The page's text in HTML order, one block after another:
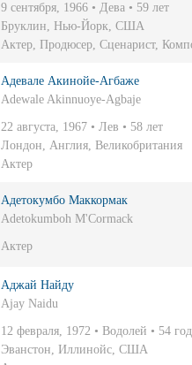
9 сентября, 1966 • Дева • 59 лет
Бруклин, Нью-Йорк, США
Актер, Продюсер, Сценарист,
Адевале Акинойе-Агбаже
Adewale Akinnuoye-Agbaje
22 августа, 1967 • Лев • 58 лет
Лондон, Англия, Великобритания
Актер
Адетокумбо Маккормак
Adetokumboh M'Cormack
Актер
Аджай Найду
Ajay Naidu
12 февраля, 1972 • Водолей • 54
Эванстон, Иллинойс, США